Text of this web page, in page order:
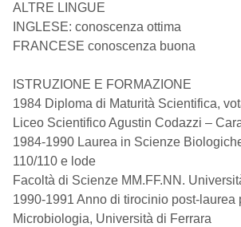
ALTRE LINGUE
INGLESE: conoscenza ottima
FRANCESE conoscenza buona
ISTRUZIONE E FORMAZIONE
1984 Diploma di Maturità Scientifica,
Liceo Scientifico Agustin Codazzi –
1984-1990 Laurea in Scienze
110/110 e lode
Facoltà di Scienze MM.FF.NN.
1990-1991 Anno di tirocinio post-laurea
Microbiologia, Università di Ferrara